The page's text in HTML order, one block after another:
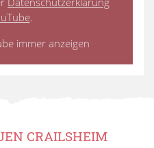
.
immer anzeigen
CRAILSHEIM